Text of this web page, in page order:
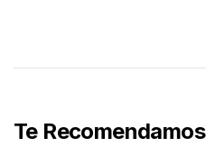
Te Recomendamos